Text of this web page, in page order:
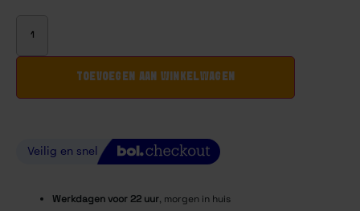
TOEVOEGEN AAN WINKELWAGEN
Werkdagen voor 22 uur, morgen in huis